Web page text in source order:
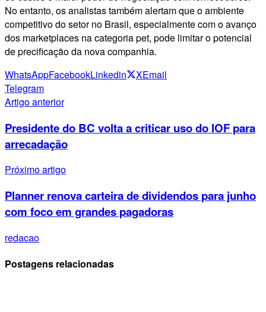
No entanto, os analistas também alertam que o ambiente
competitivo do setor no Brasil, especialmente com o avanço
dos marketplaces na categoria pet, pode limitar o potencial
de precificação da nova companhia.
WhatsAppFacebookLinkedin XEmail
Telegram
Artigo anterior
Presidente do BC volta a criticar uso do IOF para
arrecadação
Próximo artigo
Planner renova carteira de dividendos para junho
com foco em grandes pagadoras
redacao
Postagens relacionadas